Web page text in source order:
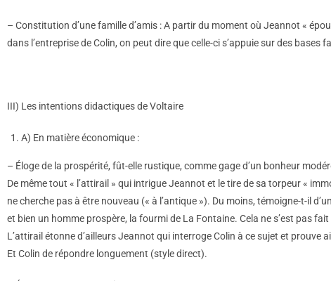
– Constitution d’une famille d’amis : A partir du moment où Jeannot «
dans l’entreprise de Colin, on peut dire que celle-ci s’appuie sur des bases
III) Les intentions didactiques de Voltaire
A) En matière économique :
– Éloge de la prospérité, fût-elle rustique, comme gage d’un bonheur
De même tout « l’attirail » qui intrigue Jeannot et le tire de sa torpeur «
ne cherche pas à être nouveau (« à l’antique »). Du moins, témoigne-t-il
et bien un homme prospère, la fourmi de La Fontaine. Cela ne s’est pas
L’attirail étonne d’ailleurs Jeannot qui interroge Colin à ce sujet et prouve
Et Colin de répondre longuement (style direct).